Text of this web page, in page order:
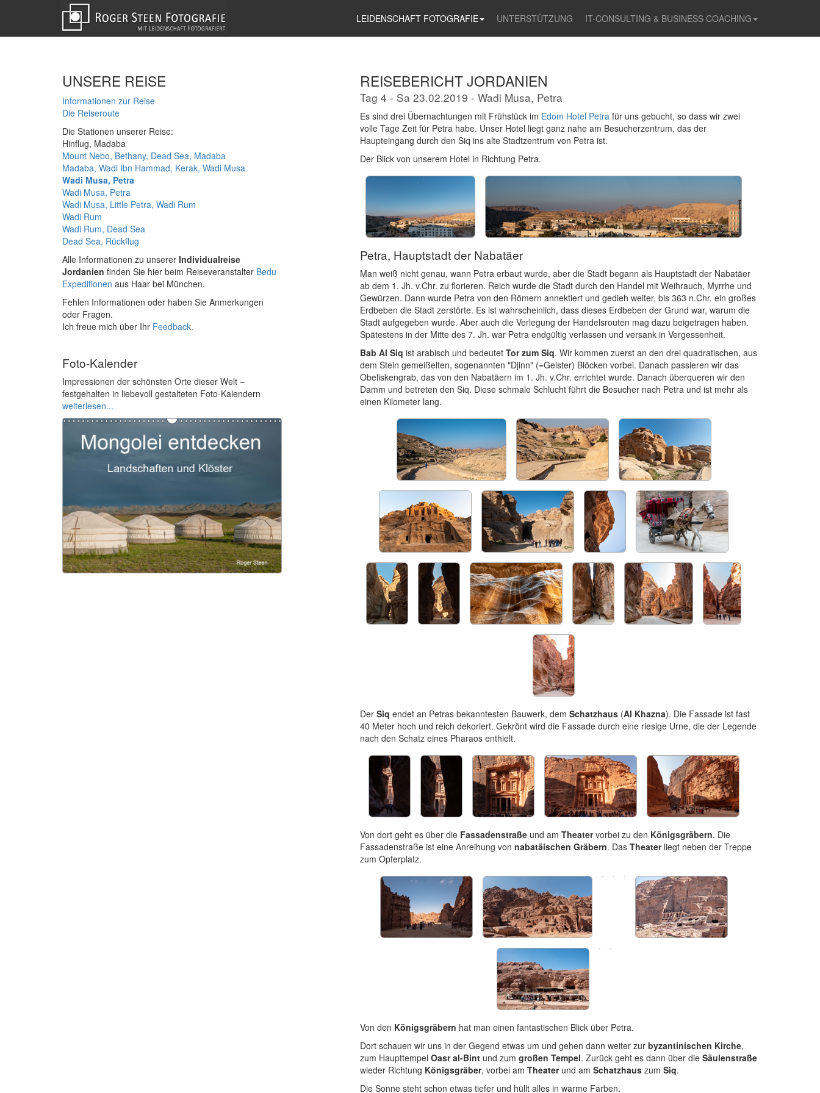
LEIDENSCHAFT FOTOGRAFIE UNTERSTÜTZUNG IT-CONSULTING & BUSINESS COACHING
UNSERE REISE
Informationen zur Reise
Die Reiseroute
Die Stationen unserer Reise:
Hinflug, Madaba
Mount Nebo, Bethany, Dead Sea, Madaba
Madaba, Wadi Ibn Hammad, Kerak, Wadi Musa
Wadi Musa, Petra
Wadi Musa, Petra
Wadi Musa, Little Petra, Wadi Rum
Wadi Rum
Wadi Rum, Dead Sea
Dead Sea, Rückflug
Alle Informationen zu unserer Individualreise
Jordanien finden Sie hier beim Reiseveranstalter Bedu
Expeditionen aus Haar bei München.
Fehlen Informationen oder haben Sie Anmerkungen
oder Fragen.
Ich freue mich über Ihr Feedback.
Foto-Kalender
Impressionen der schönsten Orte dieser Welt –
festgehalten in liebevoll gestalteten Foto-Kalendern
weiterlesen...
REISEBERICHT JORDANIEN
Tag 4 - Sa23.02.2019 - Wadi Musa, Petra
Es sind drei Übernachtungen mit Frühstück im Edom Hotel Petrafür uns gebucht, so dass wir zwei
volle Tage Zeit für Petra habe. Unser Hotel liegt ganz nahe am Besucherzentrum, das der
Haupteingang durch den Siq ins alte Stadtzentrum von Petra ist.
Der Blick von unserem Hotel in Richtung Petra.
Petra, Hauptstadt der Nabatäer
Man weiß nicht genau, wann Petra erbaut wurde, aber die Stadt begann als Hauptstadt der Nabatäer
ab dem 1. Jh. v.Chr. zu florieren. Reich wurde die Stadt durch den Handel mit Weihrauch, Myrrhe und
Gewürzen. Dann wurde Petra von den Römern annektiert und gedieh weiter, bis 363 n.Chr. ein großes
Erdbeben die Stadt zerstörte. Es ist wahrscheinlich, dass dieses Erdbeben der Grund war, warum die
Stadt aufgegeben wurde. Aber auch die Verlegung der Handelsrouten mag dazu beigetragen haben.
Spätestens in der Mitte des 7. Jh. war Petra endgültig verlassen und versank in Vergessenheit.
Bab Al Siq ist arabisch und bedeutet Tor zum Siq. Wir kommen zuerst an den drei quadratischen, aus
dem Stein gemeißelten, sogenannten "Djinn" (=Geister) Blöcken vorbei. Danach passieren wir das
Obeliskengrab, das von den Nabatäern im 1. Jh. v.Chr. errichtet wurde. Danach überqueren wir den
Damm und betreten den Siq. Diese schmale Schlucht führt die Besucher nach Petra und ist mehr als
einen Kilometer lang.
Der Siq endet an Petras bekanntesten Bauwerk, dem Schatzhaus(Al Khazna). Die Fassade ist fast
40 Meter hoch und reich dekoriert. Gekrönt wird die Fassade durch eine riesige Urne, die der Legende
nach den Schatz eines Pharaos enthielt.
Von dort geht es über die Fassadenstraßeund am Theatervorbei zu den Königsgräbern. Die
Fassadenstraße ist eine Anreihung von nabatäischen Gräbern. Das Theaterliegt neben der Treppe
zum Opferplatz.
Von den Königsgräbern hat man einen fantastischen Blick über Petra.
Dort schauen wir uns in der Gegend etwas um und gehen dann weiter zur byzantinischen Kirche,
zum Haupttempel Oasr al-Bintund zum großen Tempel. Zurück geht es dann über die Säulenstraße
wieder Richtung Königsgräber, vorbei am Theaterund am Schatzhauszum Siq.
Die Sonne steht schon etwas tiefer und hüllt alles in warme Farben.